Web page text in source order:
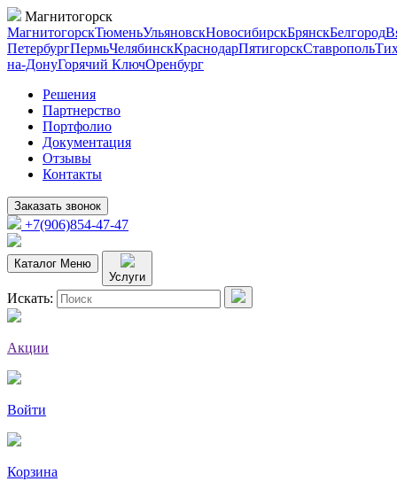
Магнитогорск
МагнитогорскТюменьУльяновскНовосибирскБрянскБелгород
ПетербургПермьЧелябинскКраснодарПятигорскСтаврополь
на-ДонуГорячий КлючОренбург
Решения
Партнерство
Портфолио
Документация
Отзывы
Контакты
Заказать звонок
+7(906)854-47-47
Каталог Меню
Услуги
Искать:
Акции
Войти
Корзина